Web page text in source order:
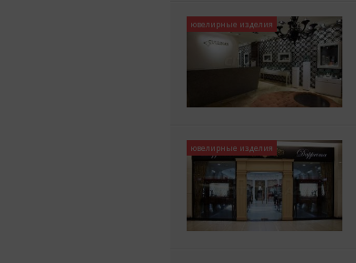
ювелирные изделия
ювелирные изделия